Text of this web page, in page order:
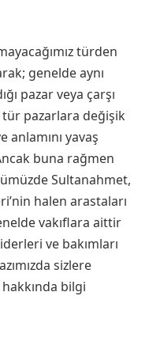
türden
genelde aynı
pazar veya çarşı
tür pazarlara değişik
yavaş
buna rağmen
Sultanahmet,
halen arastaları
vakıflara aittir
ve bakımları
sizlere
bilgi